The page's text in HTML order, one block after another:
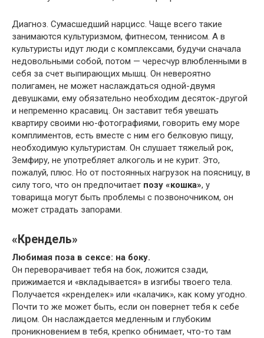
Диагноз. Сумасшедший нарцисс. Чаще всего такие
занимаются культуризмом, фитнесом, теннисом. А в
культуристы идут люди с комплексами, будучи сначала
недовольными собой, потом — чересчур влюбленными в
себя за счет выпирающих мышц. Он невероятно
полигамен, не может наслаждаться одной-двумя
девушками, ему обязательно необходим десяток-другой
и непременно красавиц. Он заставит тебя увешать
квартиру своими ню-фотографиями, говорить ему море
комплиментов, есть вместе с ним его белковую пищу,
необходимую культуристам. Он слушает тяжелый рок,
Земфиру, не употребляет алкоголь и не курит. Это,
пожалуй, плюс. Но от постоянных нагрузок на поясницу, в
силу того, что он предпочитает позу «кошка», у
товарища могут быть проблемы с позвоночником, он
может страдать запорами.
«Крендель»
Любимая поза в сексе: на боку.
Он переворачивает тебя на бок, ложится сзади,
прижимается и «вкладывается» в изгибы твоего тела.
Получается «кренделек» или «калачик», как кому угодно.
Почти то же может быть, если он повернет тебя к себе
лицом. Он наслаждается медленным и глубоким
проникновением в тебя, крепко обнимает, что-то там